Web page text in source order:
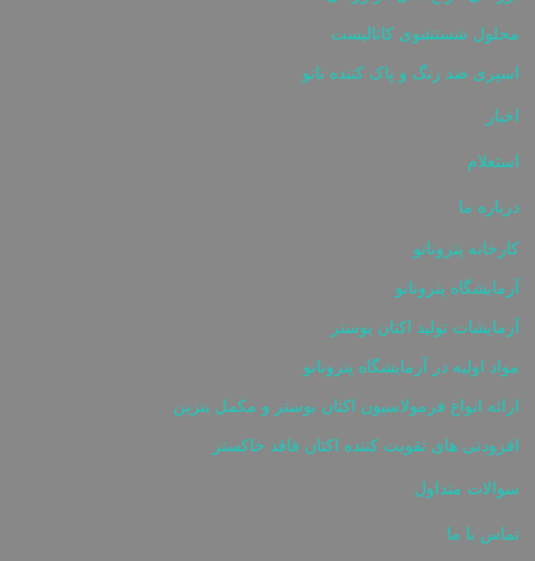
محلول شستشوی کاتالیست
اسپری ضد زنگ و پاک کننده نانو
اخبار
استعلام
درباره ما
کارخانه پترونانو
آزمایشگاه پترونانو
آزمایشات تولید اکتان بوستر
مواد اولیه در آزمایشگاه پترونانو
ارائه انواع فرمولاسیون اکتان بوستر و مکمل بنزین
افزودنی های تقویت کننده اکتان فاقد خاکستر
سوالات متداول
تماس با ما